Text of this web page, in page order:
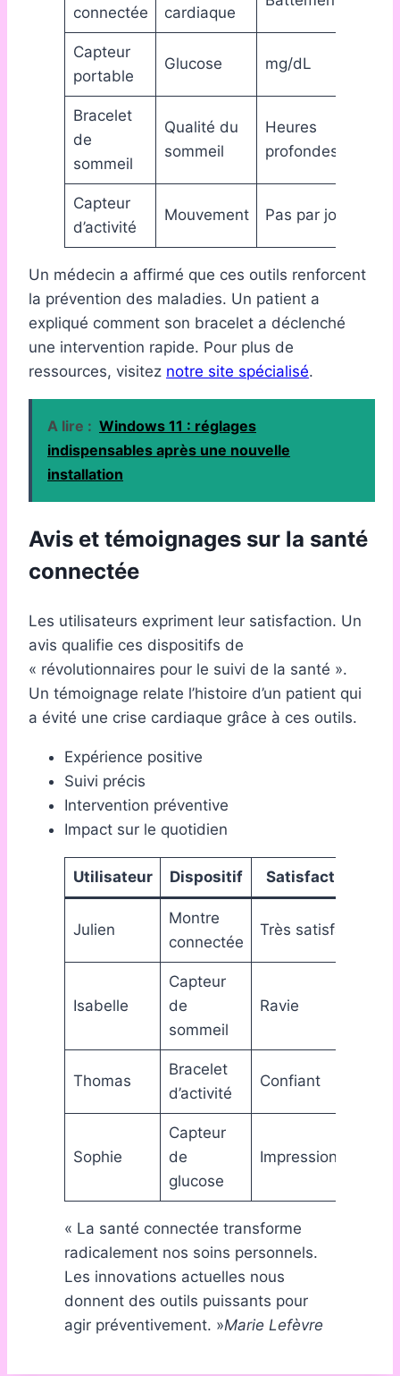
connectée
cardiaque
Capteur
portable
Glucose mg/dL
Bracelet
de
sommeil
Qualité du
sommeil
Heures
profondes
Capteur
d’activité
Mouvement Pas par jour
Un médecin a affirmé que ces outils renforcent
la prévention des maladies. Un patient a
expliqué comment son bracelet a déclenché
une intervention rapide. Pour plus de
ressources, visitez notre site spécialisé.
A lire : Windows 11 : réglages
indispensables après une nouvelle
installation
Avis et témoignages sur la santé
connectée
Les utilisateurs expriment leur satisfaction. Un
avis qualifie ces dispositifs de
« révolutionnaires pour le suivi de la santé ».
Un témoignage relate l’histoire d’un patient qui
a évité une crise cardiaque grâce à ces outils.
Expérience positive
Suivi précis
Intervention préventive
Impact sur le quotidien
Utilisateur Dispositif Satisfaction
Julien
Montre
connectée
Très satisfait
Isabelle
Capteur
de
sommeil
Ravie
Thomas
Bracelet
d’activité
Confiant
Sophie
Capteur
de
glucose
Impressionnée
« La santé connectée transforme
radicalement nos soins personnels.
Les innovations actuelles nous
donnent des outils puissants pour
agir préventivement. »Marie Lefèvre